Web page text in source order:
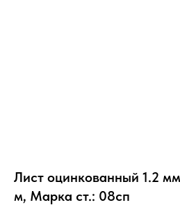
Лист оцинкованный 1.2
м, Марка ст.: 08сп